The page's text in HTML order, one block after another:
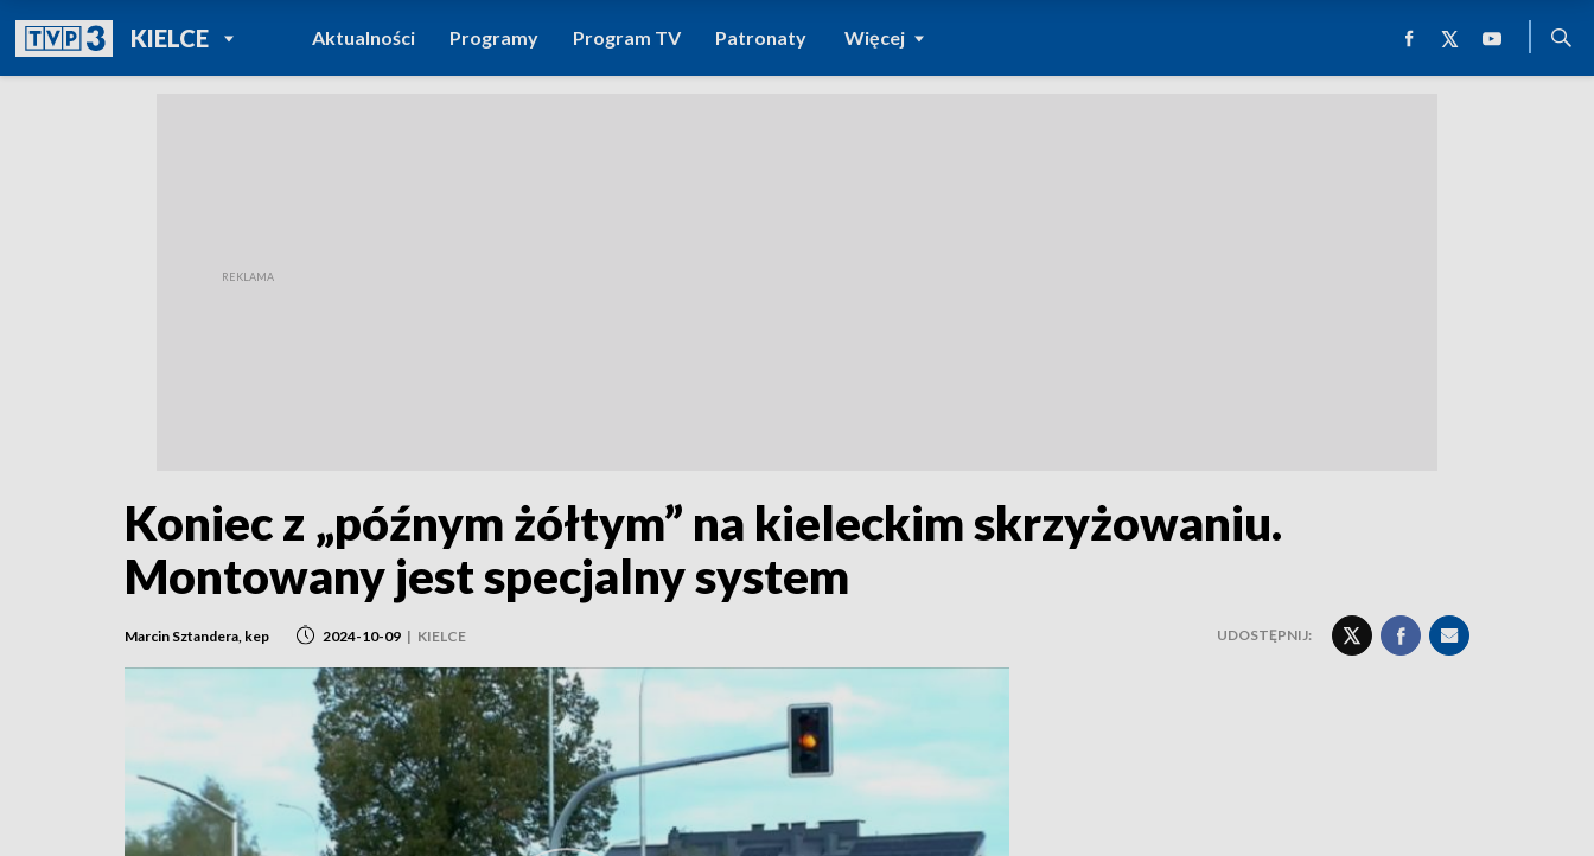
KIELCEPOWRÓT DO
TVP REGIONY
Aktualności Programy Program TV Patronaty Więcej
Koniec z „późnym żółtym” na kieleckim skrzyżowaniu.
Montowany jest specjalny system
Marcin Sztandera, kep 2024-10-09 | KIELCE UDOSTĘPNIJ: